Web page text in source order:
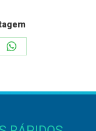
Share
WhatsApp